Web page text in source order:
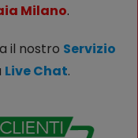
Milano.
il nostro Servizio
Live Chat.